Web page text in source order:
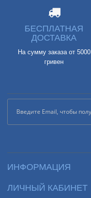
БЕСПЛАТНАЯ
ДОСТАВКА
На сумму заказа от 5000
гривен
ИНФОРМАЦИЯ
ЛИЧНЫЙ КАБИНЕТ